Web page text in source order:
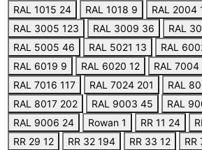
RAL 1015 24 RAL 1018 9 RAL 2004
RAL 3005 123 RAL 3009 36 RAL
RAL 5005 46 RAL 5021 13 RAL
RAL 6019 9 RAL 6020 12 RAL 7004
RAL 7016 117 RAL 7024 201 RAL
RAL 8017 202 RAL 9003 45 RAL
RAL 9006 24 Rowan 1 RR 11 24
RR 29 12 RR 32 194 RR 33 12 RR